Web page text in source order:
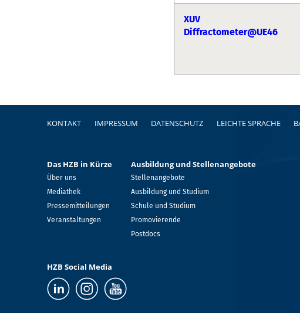
XUV
Diffractometer@UE46
Fußzeile
KONTAKT IMPRESSUM DATENSCHUTZ LEICHTE SPRACHE
Das HZB in Kürze
Über uns
Mediathek
Pressemitteilungen
Veranstaltungen
Ausbildung und Stellenangebote
Stellenangebote
Ausbildung und Studium
Schule und Studium
Promovierende
Postdocs
HZB Social Media